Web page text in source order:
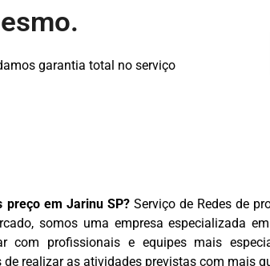
garantia total no serviço
preço em Jarinu SP? Serviço de Redes de
somos uma empresa especializada
com profissionais e equipes mais
realizar as atividades previstas com mais